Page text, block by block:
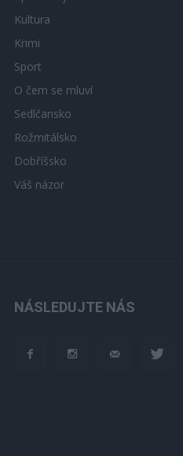
Kultura
Krimi
Sport
O čem se mluví
Sedlčansko
Rožmitálsko
Dobříšsko
Váš názor
NÁSLEDUJTE NÁS